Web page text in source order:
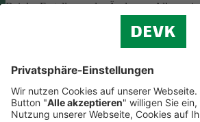
Bei der Erstellung oder Änderung
(AGB) ist eine Vielzahl rechtlicher
helfen Ihnen dabei und vermitteln Ihnen
Online-Portal der DAHAG Rechtsservices
Beratungs-Rechtsschutz bei